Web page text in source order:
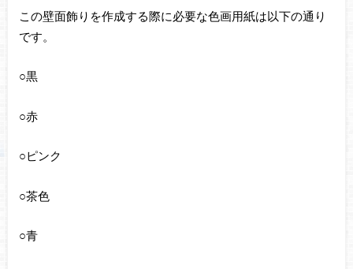
この壁面飾りを作成する際に必要な色画用紙は以下の通り
です。
○黒
○赤
○ピンク
○茶色
○青